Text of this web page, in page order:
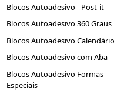
Blocos Autoadesivo - Post-it
Blocos Autoadesivo 360 Graus
Blocos Autoadesivo Calendário
Blocos Autoadesivo com Aba
Blocos Autoadesivo Formas
Especiais